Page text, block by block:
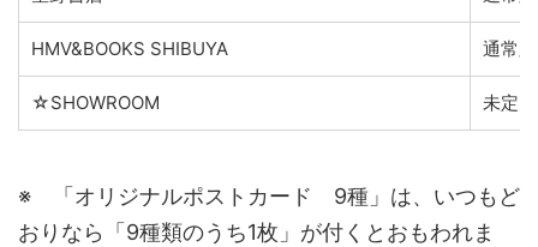
HMV&BOOKS SHIBUYA 通常版
☆SHOWROOM 未定
※ 「オリジナルポストカード 9種」は、いつもど
おりなら「9種類のうち1枚」が付くとおもわれま